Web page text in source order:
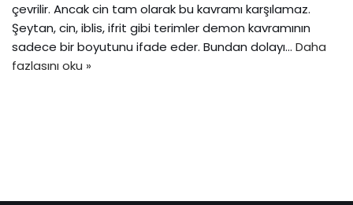
çevrilir. Ancak cin tam olarak bu kavramı karşılamaz.
Şeytan, cin, iblis, ifrit gibi terimler demon kavramının
sadece bir boyutunu ifade eder. Bundan dolayı… Daha
fazlasını oku »